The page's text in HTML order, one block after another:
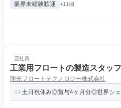
業界未経験歓迎 +11個
正社員
工業用フロートの製造スタッフ
理光フロートテクノロジー株式会社
土日祝休み◎賞与4ヶ月分◎世界シェ